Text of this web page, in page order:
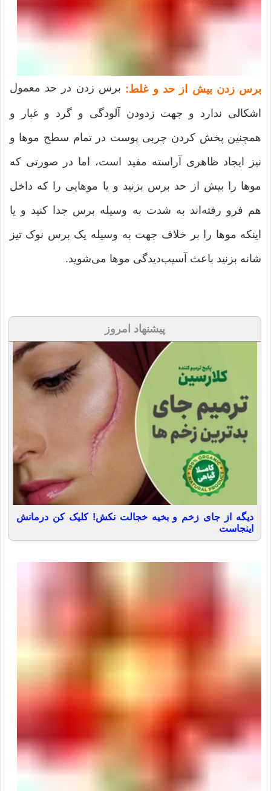
برس زدن بیش از حد و غلط: برس زدن در حد معمول
اشکالی ندارد و جهت زدودن آلودگی و گرد و غبار و
همچنین پخش کردن چربی پوست در تمام سطح موها و
نیز ایجاد ظاهری آراسته مفید است، اما در صورتی که
موها را بیش از حد برس بزنید و یا موهایی را که داخل
هم فرو رفته‌اند به شدت به وسیله برس جدا کنید و یا
اینکه موها را بر خلاف جهت به وسیله یک برس نوک تیز
شانه بزنید باعث آسیب‌دیدگی موها می‌شوید.
پیشنهاد امروز
دیگه از جای زخم و بخیه خجالت نکش! کلیک کن درمانش
اینجاست